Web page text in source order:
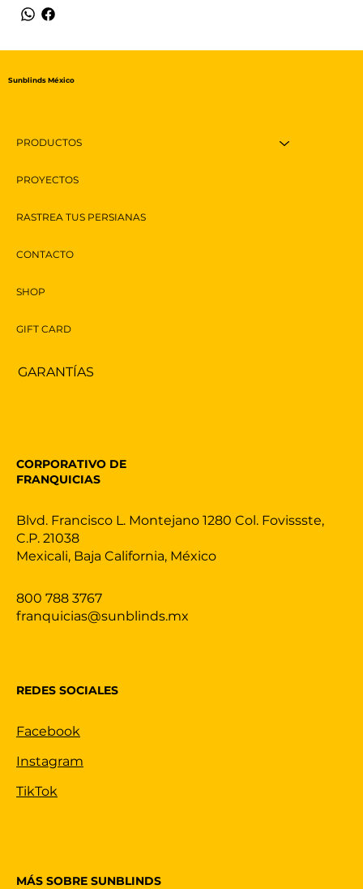
PRODUCTOS
PROYECTOS
RASTREA TUS PERSIANAS
CONTACTO
SHOP
GIFT CARD
Sunblinds México
GARANTÍAS
800 788 3767
franquicias@sunblinds.mx
Blvd. Francisco L. Montejano 1280 Col. Fovissste,
C.P. 21038
Mexicali, Baja California, México
CORPORATIVO DE
FRANQUICIAS
REDES SOCIALES
Facebook
Instagram
TikTok
MÁS SOBRE SUNBLINDS